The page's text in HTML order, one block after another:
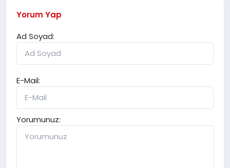
Yorum Yap
Ad Soyad:
E-Mail:
Yorumunuz: